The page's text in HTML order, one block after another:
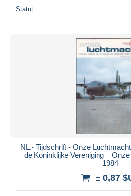
Statut
NL.- Tijdschrift - Onze
de Koninklijke Vereniging _
1984
± 0,87